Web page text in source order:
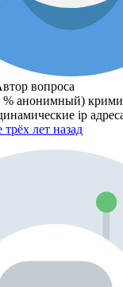
вопроса
% анонимный)
ip
трёх лет назад